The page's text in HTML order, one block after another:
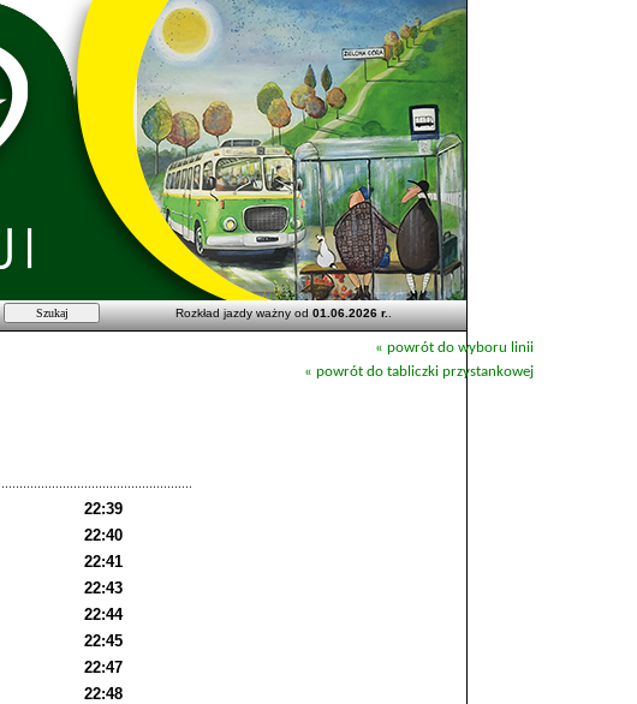
Rozkład jazdy ważny od01.06.2026 r..
« powrót do wyboru linii
« powrót do tabliczki przystankowej
22:39
22:40
22:41
22:43
22:44
22:45
22:47
22:48